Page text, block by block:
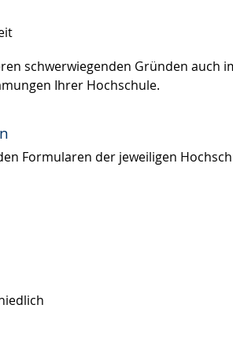
schwerwiegenden Gründen auch
Ihrer Hochschule.
Formularen der jeweiligen